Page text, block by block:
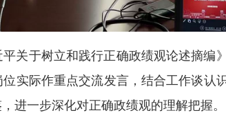
关于树立和践行正确政绩观论述摘
实际作重点交流发言，结合工作谈
进一步深化对正确政绩观的理解把握。